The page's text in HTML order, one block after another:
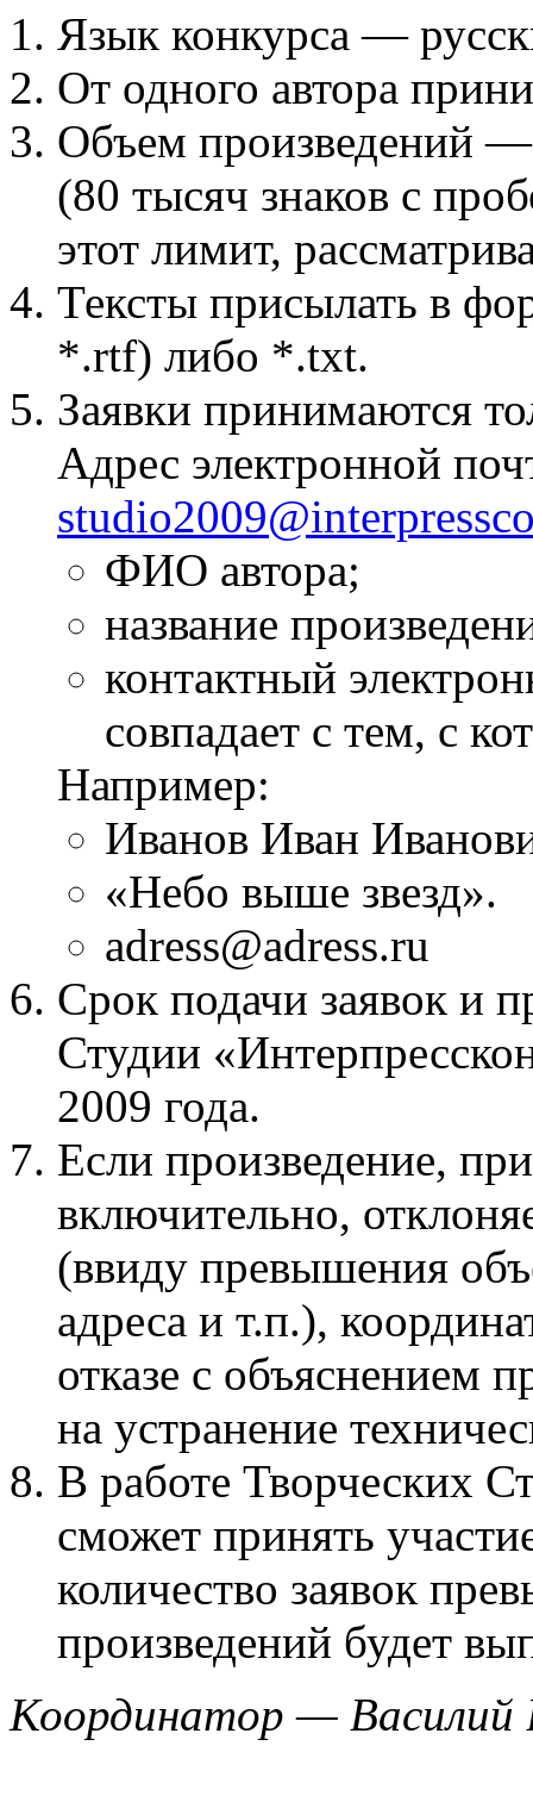
Язык конкурса —
От одного автора
Объем произведений —
(80 тысяч знаков с
этот лимит,
Тексты присылать в
*.rtf) либо *.txt.
Заявки принимаются
Адрес электронной
ФИО автора;
название
контактный
совпадает с тем, с
Например:
Иванов Иван
«Небо выше звезд».
adress@adress.ru
Срок подачи заявок и
Студии
2009 года.
Если произведение,
включительно,
(ввиду превышения
адреса и т.п.),
отказе с объяснением
на устранение
В работе Творческих
сможет принять
количество заявок
произведений будет
Координатор — Василий